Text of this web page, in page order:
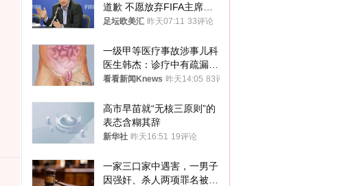
道歉 不愿放弃FIFA主席职
位
足坛欧美汇 昨天07:11 33评论
一级甲等医疗事故涉事儿科
医生韩杰：诊疗中有疏漏，
我认错，但不能认罪
看看新闻Knews 昨天14:05 83评论
高市早苗就“无核三原则”的
表态含糊其辞
新华社 昨天16:51 19评论
一家三口家中遇害，一男子
因强奸、杀人两项罪名被判